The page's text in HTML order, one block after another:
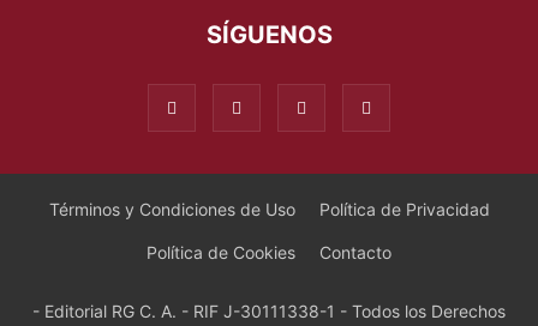
SÍGUENOS
Términos y Condiciones de Uso Política de Privacidad
Política de Cookies Contacto
- Editorial RG C. A. - RIF J-30111338-1 - Todos los Derechos